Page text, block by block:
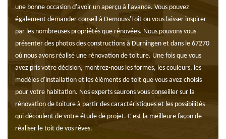
une bonne occasion d'avoir un aperçu à l'avance. Vous pouvez
également demander conseil à Demouss'Toit ou vous laisser inspirer
par les nombreuses propriétés que rénovées. Nous pouvons vous
présenter des photos des constructions à Durningen et dans le 67270
où nous avons réalisé une rénovation de toiture. Une fois que vous
avez pris votre décision, montrez-nous les formes, les couleurs, les
modèles d'installation et les éléments de toit que vous avez choisis
pour votre habitation. Nos experts saurons vous conseiller sur la
rénovation de toiture à partir des caractéristiques et les possibilités
qui découlent de votre étude de projet. C'est la meilleure façon de
réaliser le toit de vos rêves.